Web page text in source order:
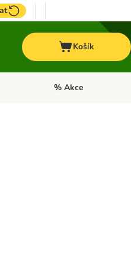
Košík
Dieta Otevřít menu: Top
% Akce